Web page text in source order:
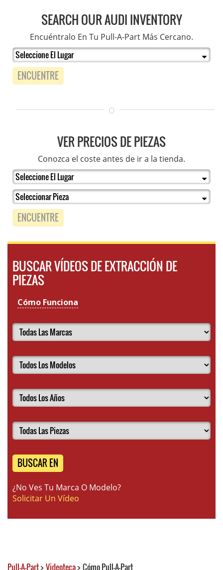
SEARCH OUR AUDI INVENTORY
Encuéntralo En Tu Pull-A-Part Más Cercano.
ENCUENTRE
O
VER PRECIOS DE PIEZAS
Conozca el coste antes de ir a la tienda.
ENCUENTRE
BUSCAR VÍDEOS DE EXTRACCIÓN DE
PIEZAS
Cómo Funciona
BUSCAR EN
¿No Ves Tu Marca O Modelo?
Solicitar Un Vídeo
Pull-A-Part> Videoteca> Cómo Pull-A-Part